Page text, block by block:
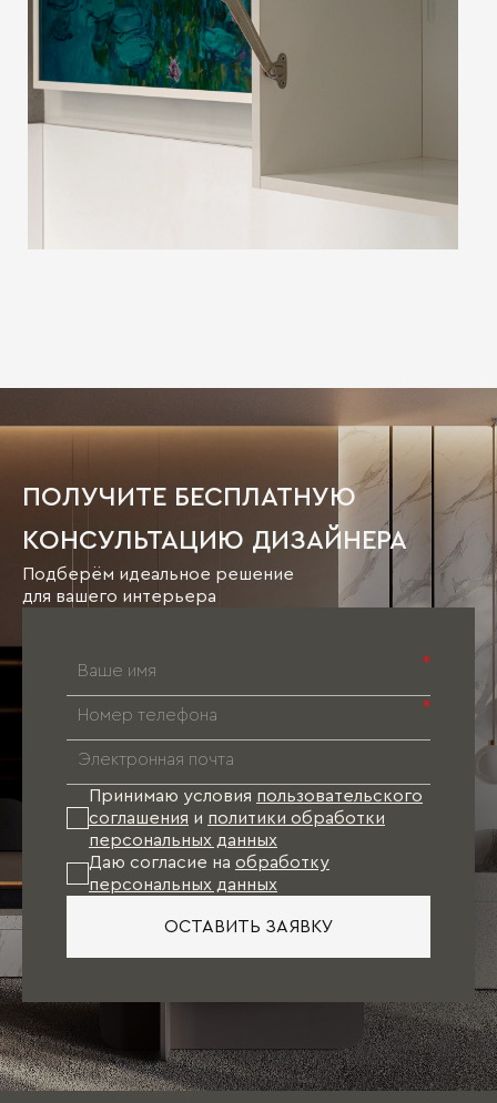
ПОЛУЧИТЕ БЕСПЛАТНУЮ
КОНСУЛЬТАЦИЮ ДИЗАЙНЕРА
Подберём идеальное решение
для вашего интерьера
*
*
Принимаю условия пользовательского
соглашения и политики обработки
персональных данных
Даю согласие на обработку
персональных данных
ОСТАВИТЬ ЗАЯВКУ